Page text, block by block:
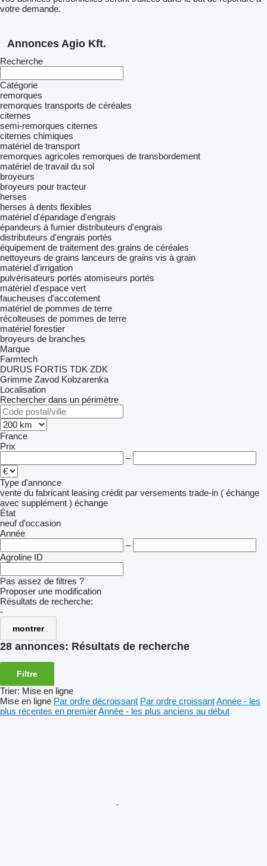
votre demande.
Annonces Agio Kft.
Recherche
Catégorie
remorques
remorques transports de céréales
citernes
semi-remorques citernes
citernes chimiques
matériel de transport
remorques agricoles remorques de transbordement
matériel de travail du sol
broyeurs
broyeurs pour tracteur
herses
herses à dents flexibles
matériel d'épandage d'engrais
épandeurs à fumier distributeurs d'engrais
distributeurs d'engrais portés
équipement de traitement des grains de céréales
nettoyeurs de grains lanceurs de grains vis à grain
matériel d'irrigation
pulvérisateurs portés atomiseurs portés
matériel d'espace vert
faucheuses d'accotement
matériel de pommes de terre
récolteuses de pommes de terre
matériel forestier
broyeurs de branches
Marque
Farmtech
DURUS FORTIS TDK ZDK
Grimme Zavod Kobzarenka
Localisation
Rechercher dans un périmètre
France
Prix
–
Type d'annonce
vente du fabricant leasing crédit par versements trade-in ( échange
avec supplément ) échange
État
neuf d'occasion
Année
–
Agroline ID
Pas assez de filtres ?
Proposer une modification
Résultats de recherche:
-
montrer
28 annonces: Résultats de recherche
Filtre
Trier: Mise en ligne
Mise en ligne Par ordre décroissant Par ordre croissantAnnée - les
plus récentes en premierAnnée - les plus anciens au début